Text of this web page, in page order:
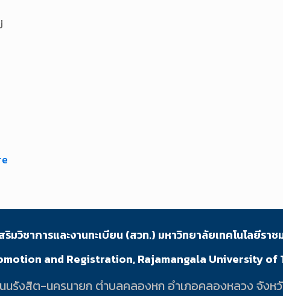
ริมวิชาการและงานทะเบียน (สวท.) มหาวิทยาลัยเทคโนโลยีรา
and Registration, Rajamangala University
นรังสิต-นครนายก ตำบลคลองหก อำเภอคลองหลวง จังหวั